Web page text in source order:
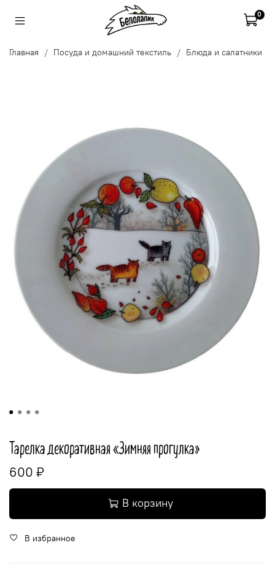
0
Главная Посуда и домашний текстиль Блюда и салатники
Тарелка декоративная «Зимняя прогулка»
600 ₽
В корзину
В избранное